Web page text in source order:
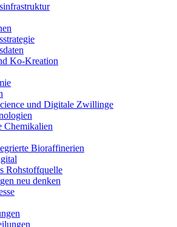
Ko-Kreation
und Digitale Zwillinge
Chemikalien
Bioraffinerien
Rohstoffquelle
neu denken